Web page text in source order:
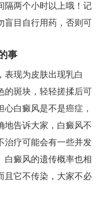
隔两个小时以上哦！记
盲目自行用药，否则可
事
表现为皮肤出现乳白
的斑块，轻轻搓揉后可
白癜风是不是癌症，
地告诉大家，白癜风不
治疗可能会有一些并发
白癜风的遗传概率也相
且它不传染，大家不必